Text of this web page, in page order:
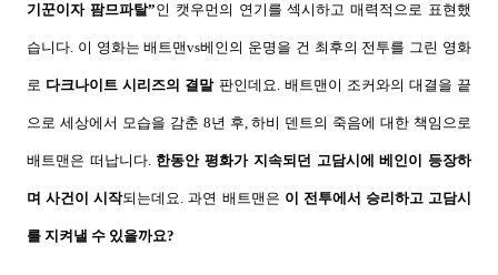
기꾼이자 팜므파탈”인 캣우먼의 연기를 섹시하고 매력적으로 표현했
습니다. 이 영화는 배트맨vs베인의 운명을 건 최후의 전투를 그린 영화
로 다크나이트 시리즈의 결말판인데요. 배트맨이 조커와의 대결을 끝
으로 세상에서 모습을 감춘 8년 후,하비 덴트의 죽음에 대한 책임으로
배트맨은 떠납니다. 한동안 평화가 지속되던 고담시에 베인이 등장하
며 사건이 시작되는데요.과연 배트맨은 이 전투에서 승리하고 고담시
를 지켜낼 수 있을까요?